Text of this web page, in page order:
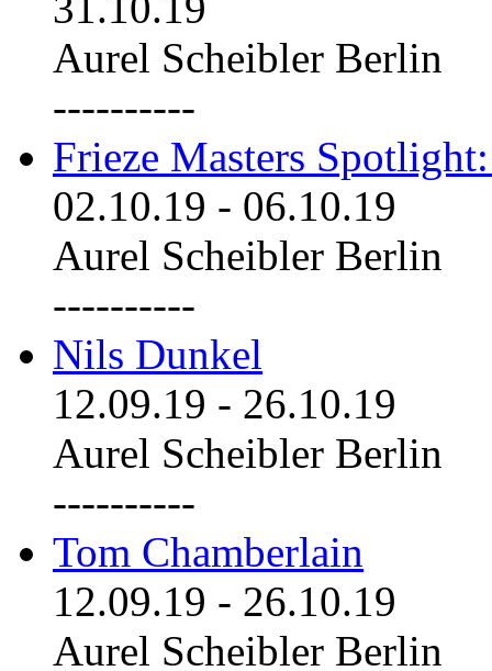
Aurel Scheibler Berlin
----------
Frieze Masters
02.10.19 - 06.10.19
Aurel Scheibler Berlin
----------
Nils Dunkel
12.09.19 - 26.10.19
Aurel Scheibler Berlin
----------
Tom Chamberlain
12.09.19 - 26.10.19
Aurel Scheibler Berlin